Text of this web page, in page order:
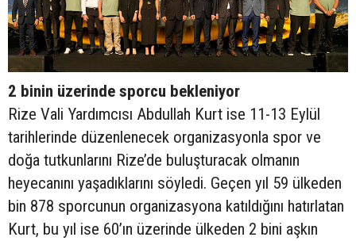
2 binin üzerinde sporcu bekleniyor
Rize Vali Yardımcısı Abdullah Kurt ise 11-13 Eylül
tarihlerinde düzenlenecek organizasyonla spor ve
doğa tutkunlarını Rize’de buluşturacak olmanın
heyecanını yaşadıklarını söyledi. Geçen yıl 59 ülkeden
bin 878 sporcunun organizasyona katıldığını hatırlatan
Kurt, bu yıl ise 60’ın üzerinde ülkeden 2 bini aşkın